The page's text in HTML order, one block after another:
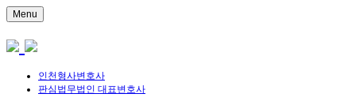
Menu
인천형사변호사
판심법무법인 대표변호사